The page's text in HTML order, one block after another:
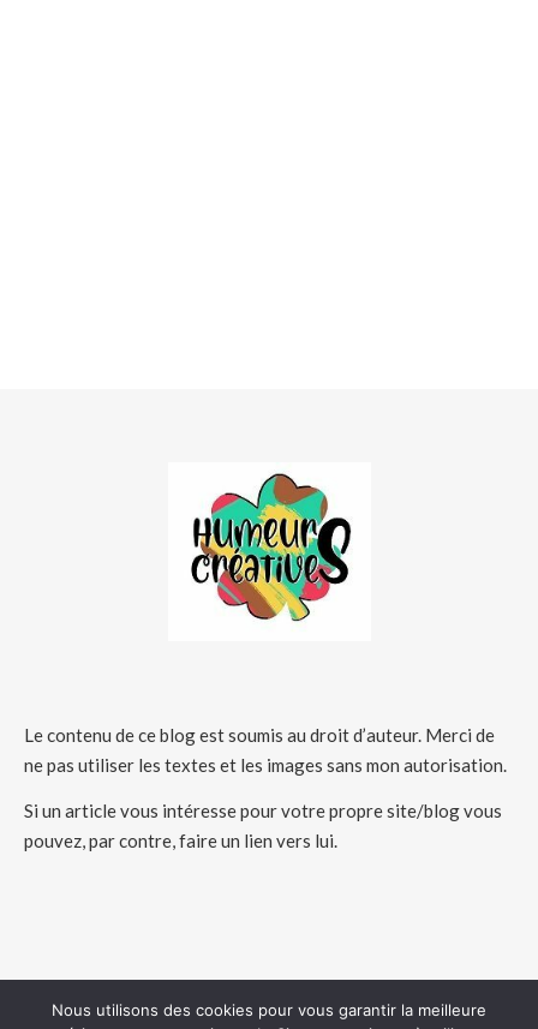
Le contenu de ce blog est soumis au droit d’auteur. Merci de
ne pas utiliser les textes et les images sans mon autorisation.
Si un article vous intéresse pour votre propre site/blog vous
pouvez, par contre, faire un lien vers lui.
Nous utilisons des cookies pour vous garantir la meilleure